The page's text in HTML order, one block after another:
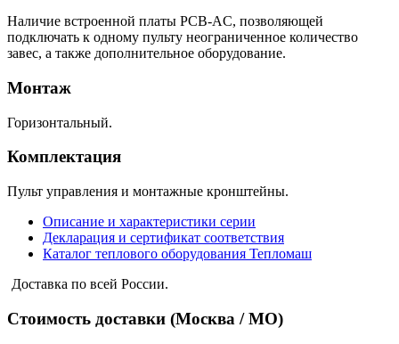
Наличие встроенной платы PCB-AC, позволяющей
подключать к одному пульту неограниченное количество
завес, а также дополнительное оборудование.
Монтаж
Горизонтальный.
Комплектация
Пульт управления и монтажные кронштейны.
Описание и характеристики серии
Декларация и сертификат соответствия
Каталог теплового оборудования Тепломаш
Доставка по всей России.
Стоимость доставки (Москва / МО)